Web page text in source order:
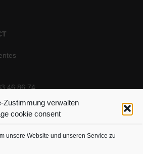
Zustimmung verwalten
cookie consent
unsere Website und unseren Service zu
46 86 74